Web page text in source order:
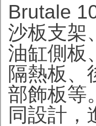
Brutale
沙板支架
油缸側板
隔熱板、
部飾板等
同設計，